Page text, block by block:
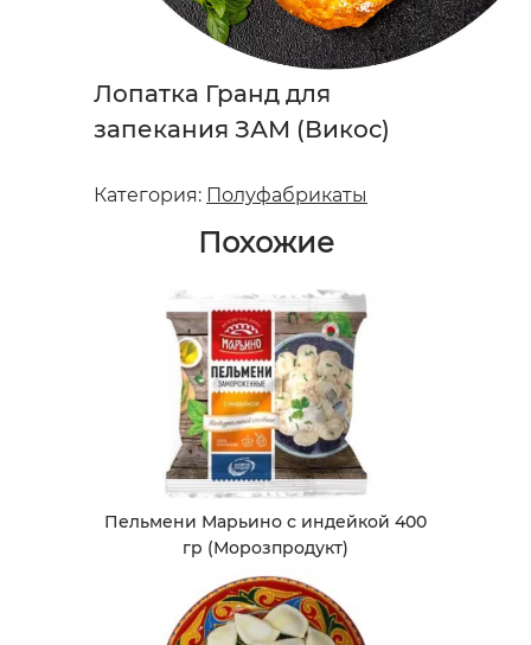
Лопатка Гранд для
запекания ЗАМ (Викос)
Категория: Полуфабрикаты
Похожие
Пельмени Марьино с индейкой 400
гр (Морозпродукт)